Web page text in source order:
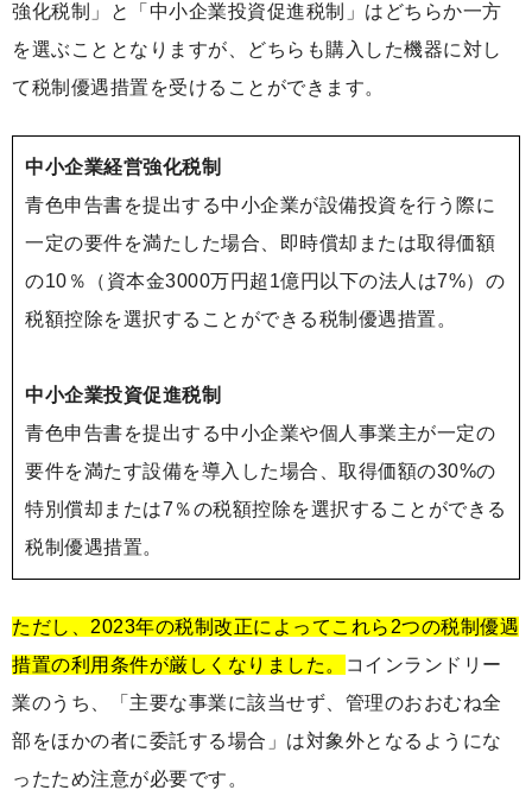
強化税制」と「中小企業投資促進税制」はどちらか一方
を選ぶこととなりますが、どちらも購入した機器に対し
て税制優遇措置を受けることができます。
中小企業経営強化税制
青色申告書を提出する中小企業が設備投資を行う際に
一定の要件を満たした場合、即時償却または取得価額
の10％（資本金3000万円超1億円以下の法人は7%）の
税額控除を選択することができる税制優遇措置。
中小企業投資促進税制
青色申告書を提出する中小企業や個人事業主が一定の
要件を満たす設備を導入した場合、取得価額の30%の
特別償却または7％の税額控除を選択することができる
税制優遇措置。
ただし、2023年の税制改正によってこれら2つの税制優遇
措置の利用条件が厳しくなりました。
コインランドリー
業のうち、「主要な事業に該当せず、管理のおおむね全
部をほかの者に委託する場合」は対象外となるようにな
ったため注意が必要です。